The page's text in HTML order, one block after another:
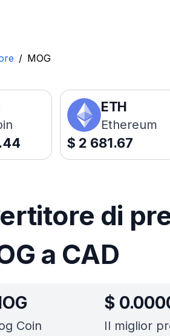
/ MOG
ETH
Ethereum
$ 2 681.67
di
a CAD
Coin
$
Il miglior